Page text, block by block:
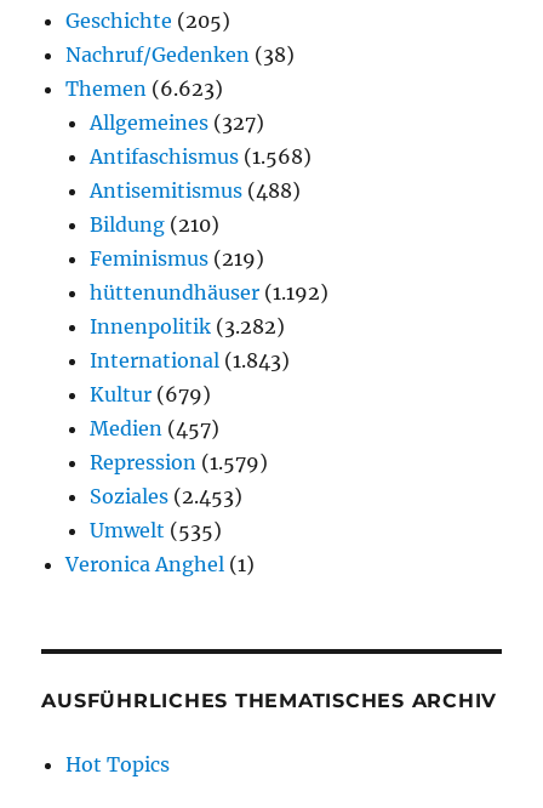
Geschichte (205)
Nachruf/Gedenken (38)
Themen (6.623)
Allgemeines (327)
Antifaschismus (1.568)
Antisemitismus (488)
Bildung (210)
Feminismus (219)
hüttenundhäuser (1.192)
Innenpolitik (3.282)
International (1.843)
Kultur (679)
Medien (457)
Repression (1.579)
Soziales (2.453)
Umwelt (535)
Veronica Anghel (1)
AUSFÜHRLICHES THEMATISCHES ARCHIV
Hot Topics